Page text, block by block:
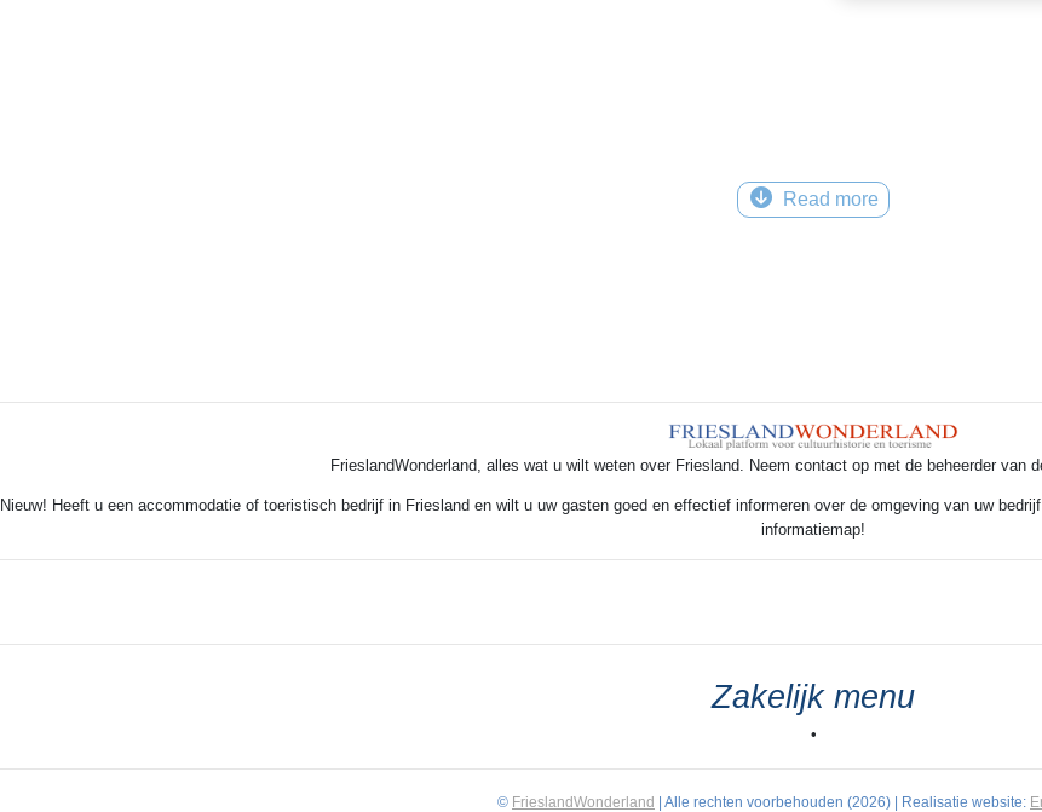
Read more
FrieslandWonderland, alles wat u wilt weten over Friesland. Neem contact op met de beheerder van
Nieuw! Heeft u een accommodatie of toeristisch bedrijf in Friesland en wilt u uw gasten goed en effectief informeren over de omgeving van uw
informatiemap!
Zakelijk menu
•
© FrieslandWonderland | Alle rechten voorbehouden (2026) | Realisatie website: